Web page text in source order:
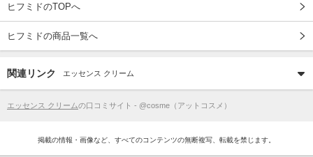
ヒフミドのTOPへ
ヒフミドの商品一覧へ
関連リンク エッセンス クリーム
エッセンス クリームの口コミサイト - @cosme（アットコスメ）
掲載の情報・画像など、すべてのコンテンツの無断複写、転載を禁じます。